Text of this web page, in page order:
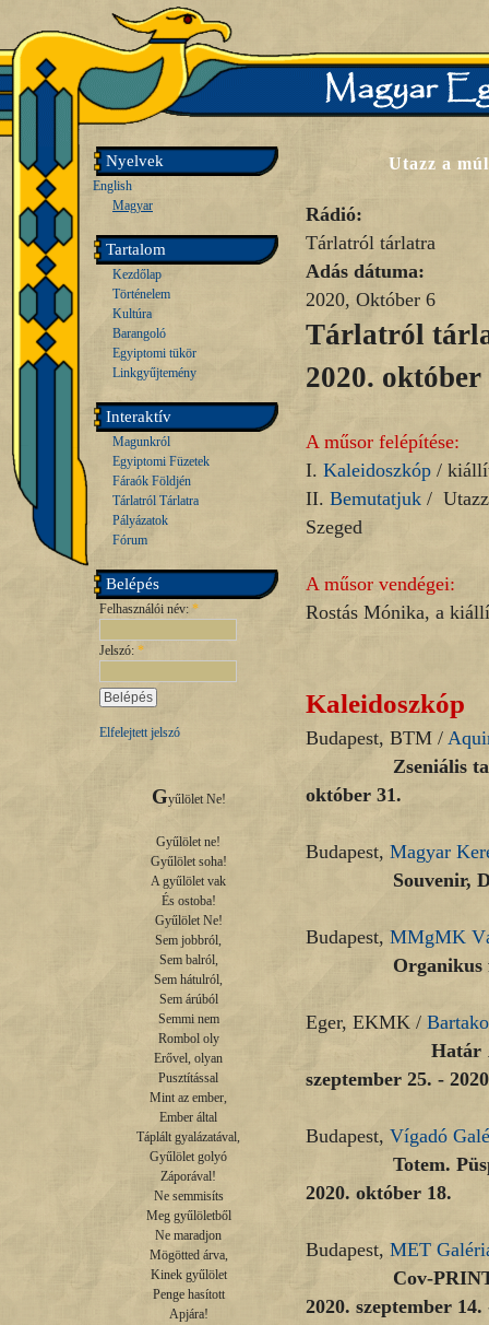
Nyelvek
English
Magyar
Tartalom
Kezdőlap
Történelem
Kultúra
Barangoló
Egyiptomi tükör
Linkgyűjtemény
Interaktív
Magunkról
Egyiptomi Füzetek
Fáraók Földjén
Tárlatról Tárlatra
Pályázatok
Fórum
Belépés
Felhasználói név: *
Jelszó: *
Elfelejtett jelszó
Gyűlölet Ne!
Gyűlölet ne!
Gyűlölet soha!
A gyűlölet vak
És ostoba!
Gyűlölet Ne!
Sem jobbról,
Sem balról,
Sem hátulról,
Sem árúból
Semmi nem
Rombol oly
Erővel, olyan
Pusztítással
Mint az ember,
Ember által
Táplált gyalázatával,
Gyűlölet golyó
Záporával!
Ne semmisíts
Meg gyűlöletből
Ne maradjon
Mögötted árva,
Kinek gyűlölet
Penge hasított
Apjára!
Utazz a
Rádió:
Tárlatról tárlatra
Adás dátuma:
2020, Október 6
Tárlatról
2020. október
A műsor felépítése:
I. Kaleidoszkóp /
II. Bemutatjuk / Utazz
Szeged
A műsor vendégei:
Rostás Mónika, a
Kaleidoszkóp
Budapest, BTM /
Zseniális
október 31.
Budapest, Magyar
Souvenir, Design
Budapest, MMgMK
Organikus
Eger, EKMK /
Határ Attila
szeptember 25. -
Budapest, Vígadó
Totem. Püspöky
2020. október 18.
Budapest, MET
Cov-PRINT
2020. szeptember